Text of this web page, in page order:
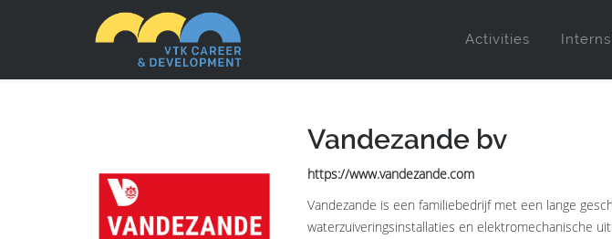
Activities
Vandezande bv
https://www.vandezande.com
Vandezande is een familiebedrijf met een lange
waterzuiveringsinstallaties en elektromechanische